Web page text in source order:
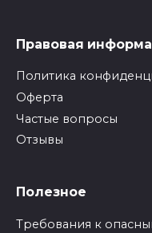
Правовая
Политика
Оферта
Частые вопросы
Отзывы
Полезное
Требования к